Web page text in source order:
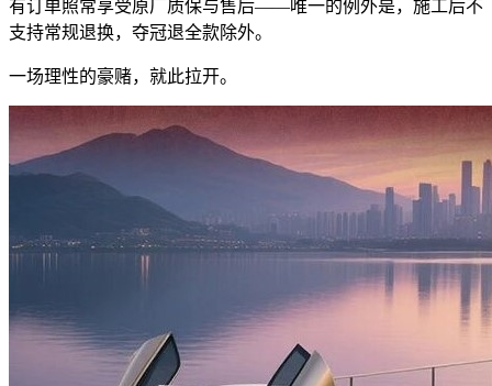
有订单照常享受原厂质保与售后——唯一的例外是，施工后不
支持常规退换，夺冠退全款除外。
一场理性的豪赌，就此拉开。